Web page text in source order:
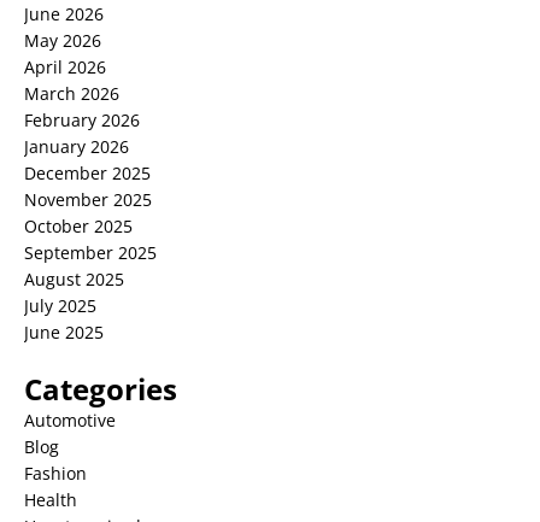
June 2026
May 2026
April 2026
March 2026
February 2026
January 2026
December 2025
November 2025
October 2025
September 2025
August 2025
July 2025
June 2025
Categories
Automotive
Blog
Fashion
Health